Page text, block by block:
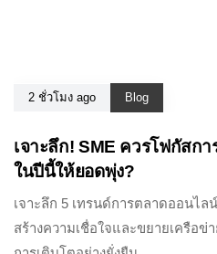
2 ชั่วโมง ago Blog
เจาะลึก! SME ควรโฟกัสก
ในปีนี้ให้ยอดพุ่ง?
เจาะลึก 5 เทรนด์การตลาดออนไ
สร้างความเชื่อใจและขยายเครือข่